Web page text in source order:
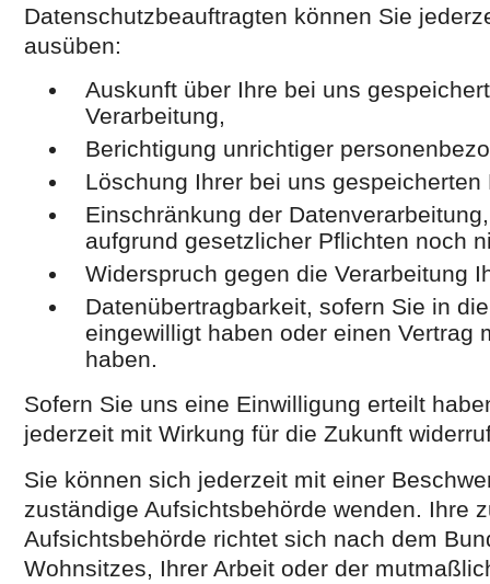
Datenschutzbeauftragten können Sie
ausüben:
Auskunft über Ihre bei uns
Verarbeitung,
Berichtigung unrichtiger
Löschung Ihrer bei uns gespeicherten
Einschränkung der
aufgrund gesetzlicher Pflichten noch
Widerspruch gegen die Verarbeitung
Datenübertragbarkeit, sofern Sie in
eingewilligt haben oder einen Vertrag
haben.
Sofern Sie uns eine Einwilligung erteilt
jederzeit mit Wirkung für die Zukunft
Sie können sich jederzeit mit einer
zuständige Aufsichtsbehörde wenden. Ihre
Aufsichtsbehörde richtet sich nach dem
Wohnsitzes, Ihrer Arbeit oder der